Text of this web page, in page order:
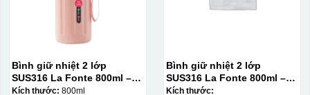
Bình giữ nhiệt 2 lớp
SUS316 La Fonte 800ml –
012720
Kích thước: 800ml
Bình giữ nhiệt 2 lớp
SUS316 La Fonte 800ml –
012720
Kích thước: